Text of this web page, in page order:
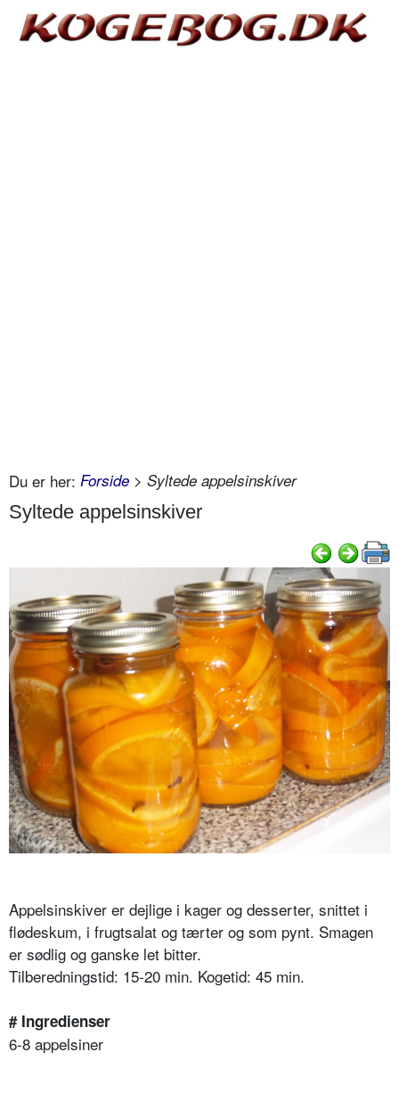
Du er her: Forside > Syltede appelsinskiver
Syltede appelsinskiver
Appelsinskiver er dejlige i kager og desserter, snittet i
flødeskum, i frugtsalat og tærter og som pynt. Smagen
er sødlig og ganske let bitter.
Tilberedningstid: 15-20 min. Kogetid: 45 min.
# Ingredienser
6-8 appelsiner